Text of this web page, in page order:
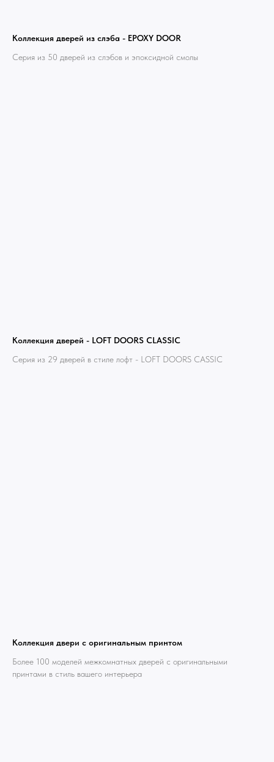
Коллекция дверей из слэба - EPOXY DOOR
Серия из 50 дверей из слэбов и эпоксидной смолы
Коллекция дверей - LOFT DOORS CLASSIC
Серия из 29 дверей в стиле лофт - LOFT DOORS СASSIC
Коллекция двери с оригинальным принтом
Более 100 моделей межкомнатных дверей с оригинальными
принтами в стиль вашего интерьера